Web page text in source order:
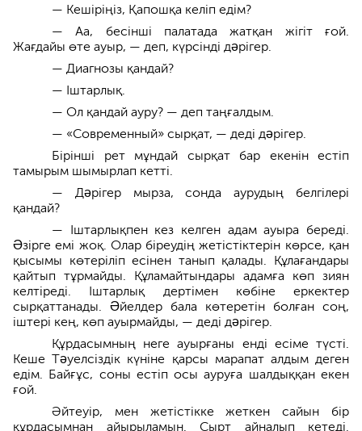
— Кешіріңіз, Қапошқа келіп едім?
— Аа, бесінші палатада жатқан жігіт ғой.
Жағдайы өте ауыр, — деп, күрсінді дəрігер.
— Диагнозы қандай?
— Іштарлық.
— Ол қандай ауру? — деп таңғалдым.
— «Современный» сырқат, — деді дəрігер.
Бірінші рет мұндай сырқат бар екенін естіп
тамырым шымырлап кетті.
— Дəрігер мырза, сонда аурудың белгілері
қандай?
— Іштарлықпен кез келген адам ауыра береді.
Əзірге емі жоқ. Олар біреудің жетістіктерін көрсе, қан
қысымы көтеріліп есінен танып қалады. Құлағандары
қайтып тұрмайды. Құламайтындары адамға көп зиян
келтіреді. Іштарлық дертімен көбіне еркектер
сырқаттанады. Əйелдер бала көтеретін болған соң,
іштері кең, көп ауырмайды, — деді дəрігер.
Құрдасымның неге ауырғаны енді есіме түсті.
Кеше Тəуелсіздік күніне қарсы марапат алдым деген
едім. Байғұс, соны естіп осы ауруға шалдыққан екен
ғой.
Әйтеуір, мен жетістікке жеткен сайын бір
құрдасымнан айырыламын. Сырт айналып кетеді.